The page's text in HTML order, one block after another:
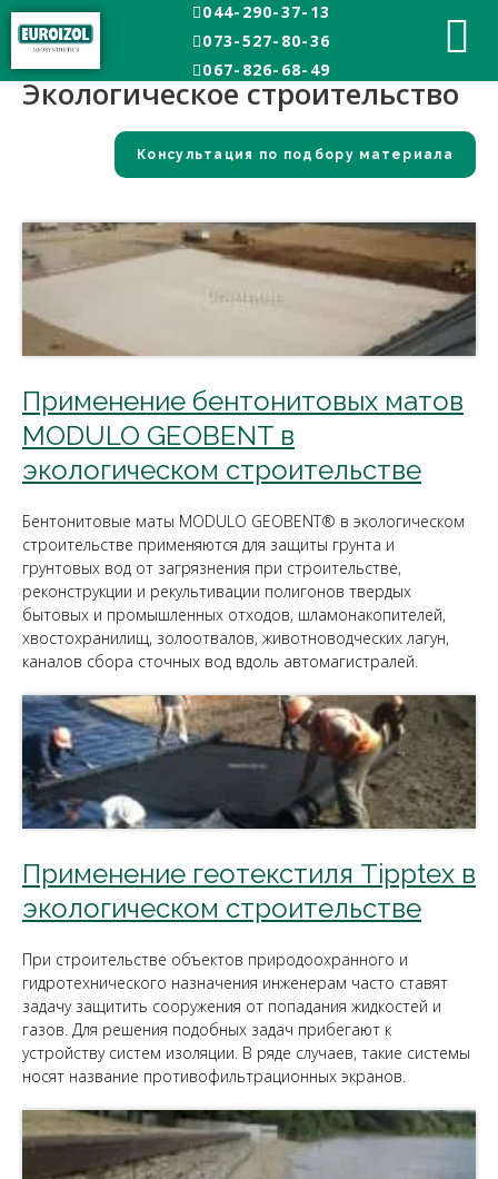
044-290-37-13
073-527-80-36
067-826-68-49
Главная Экологическое строительство
Экологическое строительство
Консультация по подбору материала
Применение бентонитовых матов
MODULO GEOBENT в
экологическом строительстве
Бентонитовые маты MODULO GEOBENT® в экологическом
строительстве применяются для защиты грунта и
грунтовых вод от загрязнения при строительстве,
реконструкции и рекультивации полигонов твердых
бытовых и промышленных отходов, шламонакопителей,
хвостохранилищ, золоотвалов, животноводческих лагун,
каналов сбора сточных вод вдоль автомагистралей.
Применение геотекстиля Tipptex в
экологическом строительстве
При строительстве объектов природоохранного и
гидротехнического назначения инженерам часто ставят
задачу защитить сооружения от попадания жидкостей и
газов. Для решения подобных задач прибегают к
устройству систем изоляции. В ряде случаев, такие системы
носят название противофильтрационных экранов.